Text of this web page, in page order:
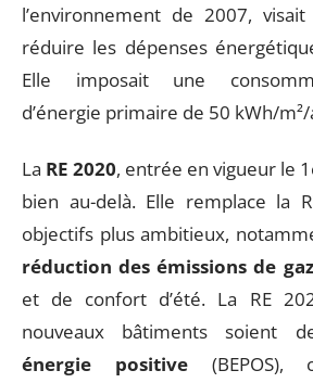
l’environnement de 2007,
réduire les dépenses
Elle imposait une
d’énergie primaire de 50 kWh/
La RE 2020, entrée en vigueur le
bien au-delà. Elle remplace la
objectifs plus ambitieux,
réduction des émissions de
et de confort d’été. La RE
nouveaux bâtiments soient
énergie positive(BEPOS),